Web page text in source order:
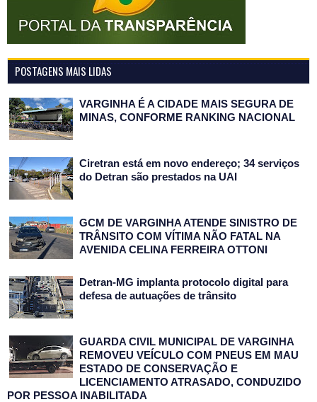
POSTAGENS MAIS LIDAS
VARGINHA É A CIDADE MAIS SEGURA DE
MINAS, CONFORME RANKING NACIONAL
Ciretran está em novo endereço; 34 serviços
do Detran são prestados na UAI
GCM DE VARGINHA ATENDE SINISTRO DE
TRÂNSITO COM VÍTIMA NÃO FATAL NA
AVENIDA CELINA FERREIRA OTTONI
Detran-MG implanta protocolo digital para
defesa de autuações de trânsito
GUARDA CIVIL MUNICIPAL DE VARGINHA
REMOVEU VEÍCULO COM PNEUS EM MAU
ESTADO DE CONSERVAÇÃO E
LICENCIAMENTO ATRASADO, CONDUZIDO
POR PESSOA INABILITADA